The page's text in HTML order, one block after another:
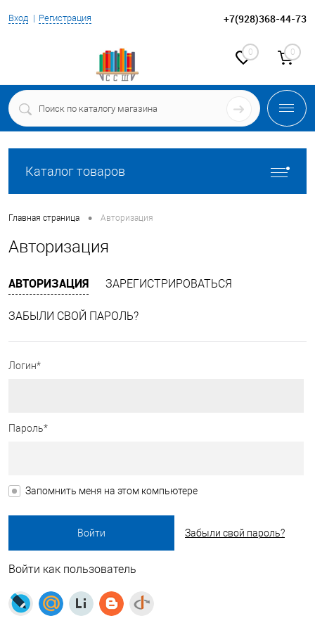
Вход Регистрация +7(928)368-44-73
0 0
Каталог товаров
Главная страница • Авторизация
Авторизация
АВТОРИЗАЦИЯ ЗАРЕГИСТРИРОВАТЬСЯ
ЗАБЫЛИ СВОЙ ПАРОЛЬ?
Логин*
Пароль*
Запомнить меня на этом компьютере
Забыли свой пароль?
Войти как пользователь